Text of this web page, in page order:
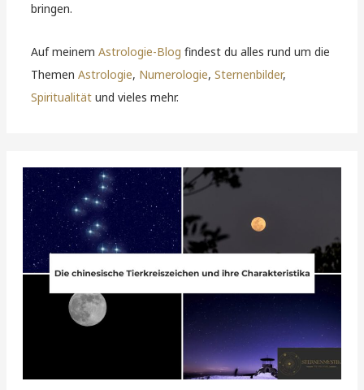
bringen.
Auf meinemAstrologie-Blog findest du alles rund um die
ThemenAstrologie, Numerologie,Sternenbilder,
Spiritualität und vieles mehr.